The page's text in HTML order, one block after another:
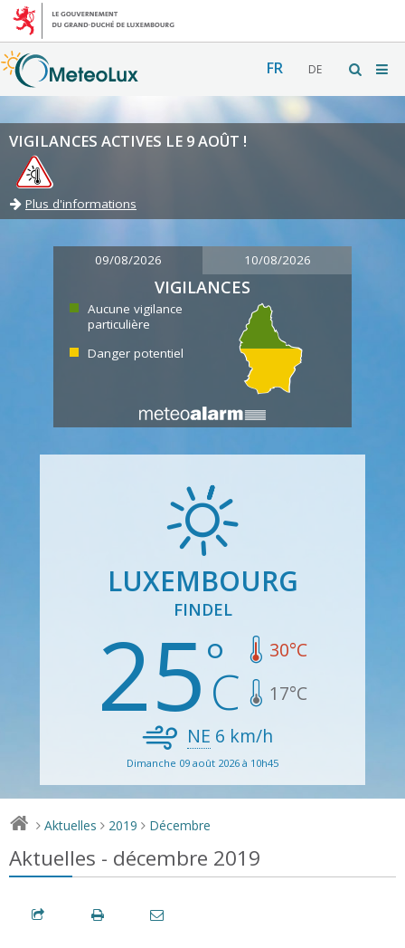
FR DE
VIGILANCES ACTIVES LE 9 AOÛT !
Plus d'informations
09/08/2026 10/08/2026
VIGILANCES
Aucune vigilance
particulière
Danger potentiel
LUXEMBOURG
FINDEL
25 30°C
17°C
NE 6 km/h
Dimanche 09 août 2026 à 10h45
> Aktuelles > 2019 > Décembre
Aktuelles - décembre 2019